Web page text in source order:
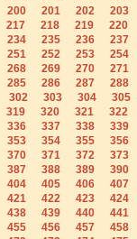
200 201 202 203
217 218 219 220
234 235 236 237
251 252 253 254
268 269 270 271
285 286 287 288
302 303 304 305
319 320 321 322
336 337 338 339
353 354 355 356
370 371 372 373
387 388 389 390
404 405 406 407
421 422 423 424
438 439 440 441
455 456 457 458